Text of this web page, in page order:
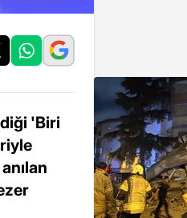
'Biri